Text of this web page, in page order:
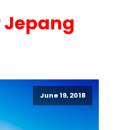
Jepang
June 19, 2018